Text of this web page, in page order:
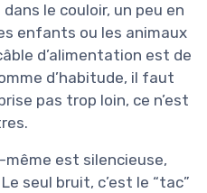
le couloir, un peu en
enfants ou les animaux
d’alimentation est de
d’habitude, il faut
pas trop loin, ce n’est
même est silencieuse,
seul bruit, c’est le “tac”